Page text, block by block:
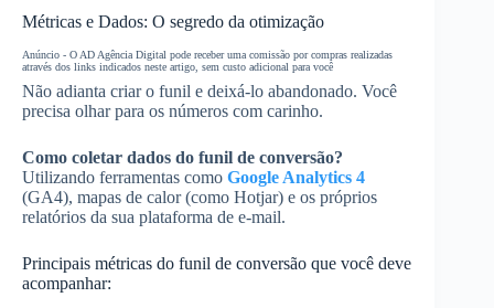
Métricas e Dados: O segredo da otimização
Anúncio - O AD Agência Digital pode receber uma comissão por compras realizadas
através dos links indicados neste artigo, sem custo adicional para você
Não adianta criar o funil e deixá-lo abandonado. Você
precisa olhar para os números com carinho.
Como coletar dados do funil de conversão?
Utilizando ferramentas como Google Analytics 4
(GA4), mapas de calor (como Hotjar) e os próprios
relatórios da sua plataforma de e-mail.
Principais métricas do funil de conversão que você deve
acompanhar: